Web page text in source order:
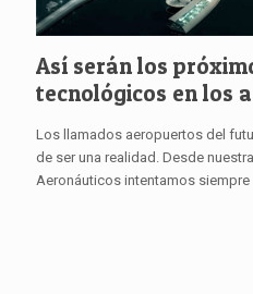
Así serán los
tecnológicos en los
Los llamados aeropuertos del
de ser una realidad. Desde
Aeronáuticos intentamos siempre